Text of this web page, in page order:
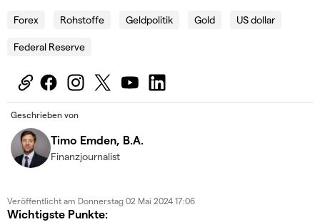
Forex Rohstoffe Geldpolitik Gold US dollar
Federal Reserve
Geschrieben von
Timo Emden, B.A.
Finanzjournalist
Veröffentlicht am Donnerstag 02 Mai 2024 17:06
Wichtigste Punkte: